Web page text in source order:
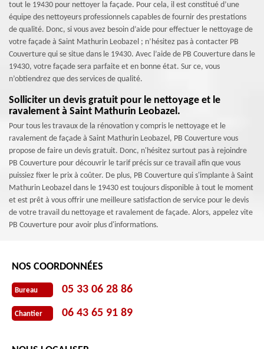
tout le 19430 pour nettoyer la façade. Pour cela, il est constitué d’une
équipe des nettoyeurs professionnels capables de fournir des prestations
de qualité. Donc, si vous avez besoin d’aide pour effectuer le nettoyage de
votre façade à Saint Mathurin Leobazel ; n’hésitez pas à contacter PB
Couverture qui se situe dans le 19430. Avec l’aide de PB Couverture dans le
19430, votre façade sera parfaite et en bonne état. Sur ce, vous
n’obtiendrez que des services de qualité.
Solliciter un devis gratuit pour le nettoyage et le
ravalement à Saint Mathurin Leobazel.
Pour tous les travaux de la rénovation y compris le nettoyage et le
ravalement de façade à Saint Mathurin Leobazel, PB Couverture vous
propose de faire un devis gratuit. Donc, n'hésitez surtout pas à rejoindre
PB Couverture pour découvrir le tarif précis sur ce travail afin que vous
puissiez fixer le prix à coûter. De plus, PB Couverture qui s'implante à Saint
Mathurin Leobazel dans le 19430 est toujours disponible à tout le moment
et est prêt à vous offrir une meilleure satisfaction de service pour le devis
de votre travail du nettoyage et ravalement de façade. Alors, appelez vite
PB Couverture pour avoir plus d'informations.
NOS COORDONNÉES
Bureau 05 33 06 28 86
Chantier 06 43 65 91 89